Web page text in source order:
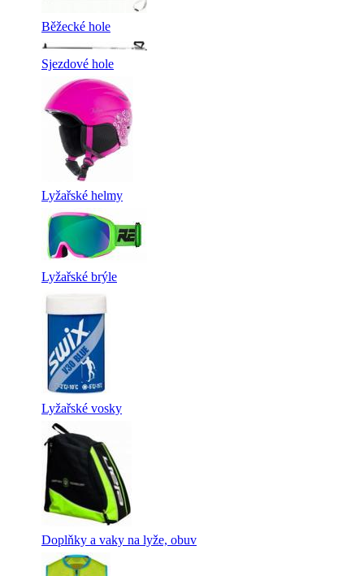
Běžecké hole
Sjezdové hole
Lyžařské helmy
Lyžařské brýle
Lyžařské vosky
Doplňky a vaky na lyže, obuv